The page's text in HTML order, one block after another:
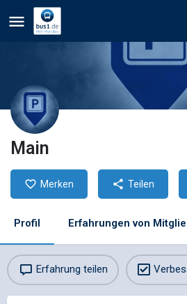
Main
Merken Teilen
Profil Erfahrungen von
Erfahrung teilen